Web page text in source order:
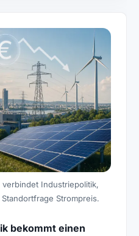
verbindet Industriepolitik,
Strompreis.
bekommt einen